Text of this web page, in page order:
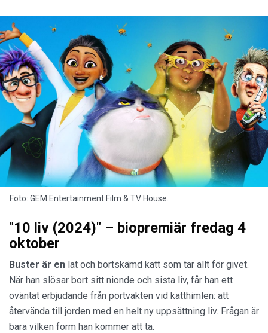
Foto: GEM Entertainment Film & TV House.
"10 liv (2024)" – biopremiär fredag 4
oktober
Buster är en lat och bortskämd katt som tar allt för givet.
När han slösar bort sitt nionde och sista liv, får han ett
oväntat erbjudande från portvakten vid katthimlen: att
återvända till jorden med en helt ny uppsättning liv. Frågan är
bara vilken form han kommer att ta.